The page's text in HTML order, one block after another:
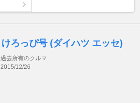
けろっぴ号 (ダイハツ エッセ)
過去所有のクルマ
2015/12/26